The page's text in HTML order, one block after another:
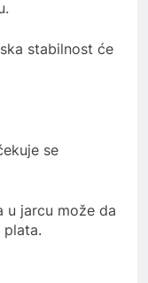
stabilnost će
se
u jarcu može da
plata.